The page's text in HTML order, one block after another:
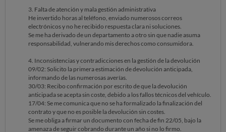
3. Falta de atención y mala gestión administrativa
He invertido horas al teléfono, enviado numerosos correos
electrónicos y no he recibido respuesta clara ni soluciones.
Se me ha derivado de un departamento a otro sin que nadie asuma
responsabilidad, vulnerando mis derechos como consumidora.
4. Inconsistencias y contradicciones en la gestión de la devolución
09/02: Solicito la primera estimación de devolución anticipada,
informando de las numerosas averías.
30/03: Recibo confirmación por escrito de que la devolución
anticipada se acepta sin coste, debido a los fallos técnicos del vehículo.
17/04: Se me comunica que no se ha formalizado la finalización del
contrato y que no es posible la devolución sin costes.
Se me obliga a firmar un documento con fecha de fin 22/05, bajo la
amenaza de seguir cobrando durante un año si no lo firmo.